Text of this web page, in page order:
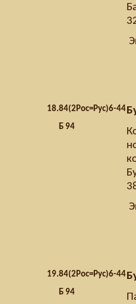
18.84(2Рос=Рус)6-44
Б 94
19.84(2Рос=Рус)6-44
Б 94